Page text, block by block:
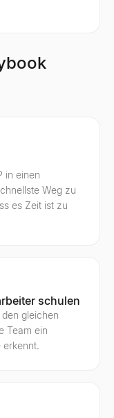
in einen
Weg zu
es Zeit ist zu
schulen
gleichen
Team ein
erkennt.